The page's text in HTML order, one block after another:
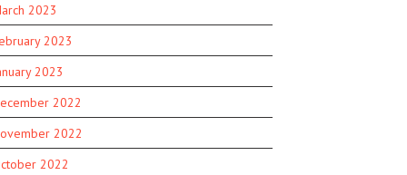
2023
2023
2023
2022
2022
2022